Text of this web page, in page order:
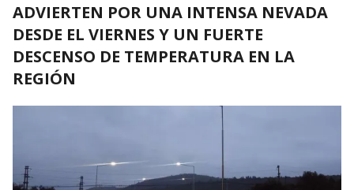
ADVIERTEN POR UNA INTENSA NEVADA
DESDE EL VIERNES Y UN FUERTE
DESCENSO DE TEMPERATURA EN LA
REGIÓN